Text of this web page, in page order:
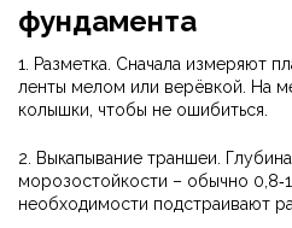
фундамента
1. Разметка. Сначала измеряют
ленты мелом или верёвкой. На
колышки, чтобы не ошибиться.
2. Выкапывание траншеи.
морозостойкости – обычно
необходимости подстраивают